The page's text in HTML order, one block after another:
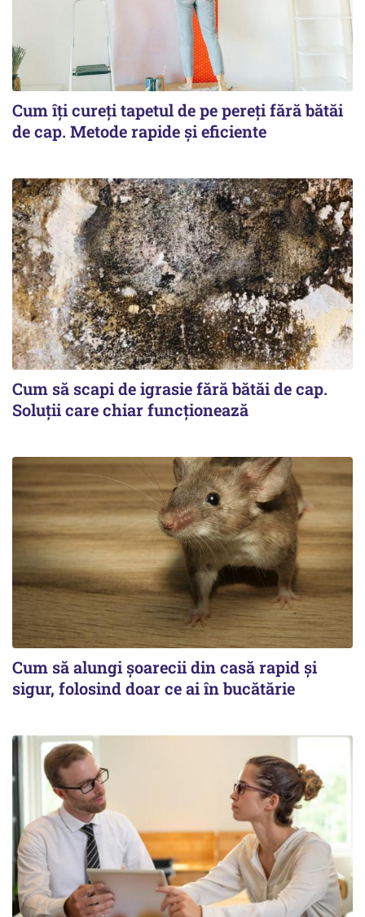
Cum îți cureți tapetul de pe pereți fără bătăi
de cap. Metode rapide și eficiente
Cum să scapi de igrasie fără bătăi de cap.
Soluții care chiar funcționează
Cum să alungi șoarecii din casă rapid și
sigur, folosind doar ce ai în bucătărie